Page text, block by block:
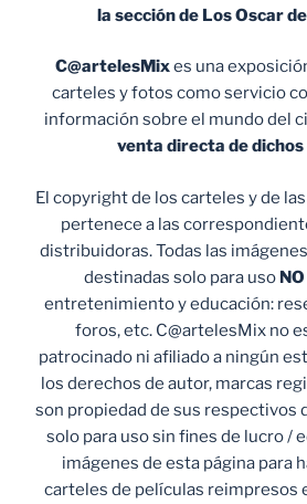
la sección de Los Oscar
C@artelesMixes una
carteles y fotos como servicio
información sobre el mundo del
venta directa de
El copyright de los carteles y de
pertenece a las
distribuidoras. Todas las
destinadas solo para uso NO
entretenimiento y educación:
foros, etc. C@artelesMix no
patrocinado ni afiliado a ningún
los derechos de autor, marcas
son propiedad de sus respectivos
solo para uso sin fines de lucro /
imágenes de esta página para
carteles de películas reimpresos